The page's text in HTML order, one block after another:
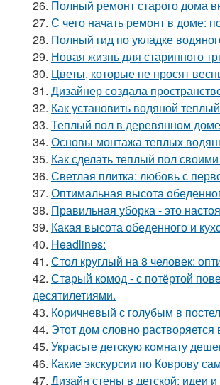
26. Полный ремонт старого дома
27. С чего начать ремонт в доме:
28. Полный гид по укладке
29. Новая жизнь для старинного
30. Цветы, которые не просят
31. Дизайнер создала
32. Как установить водяной
33. Теплый пол в деревянном
34. Основы монтажа теплых
35. Как сделать теплый пол
36. Светлая плитка: любовь с
37. Оптимальная высота
38. Правильная уборка - это
39. Какая высота обеденного и
40. Headlines:
41. Стол круглый на 8 человек:
42. Старый комод - с потёртой
десятилетиями.
43. Коричневый с голубым в
44. Этот дом словно
45. Украсьте детскую комнату
46. Какие экскурсии по Коврову
47. Дизайн стены в детской: идеи